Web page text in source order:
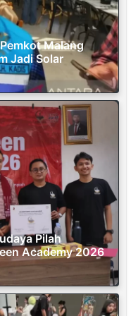
Malang
Jadi Solar
Pilah
Academy 2026